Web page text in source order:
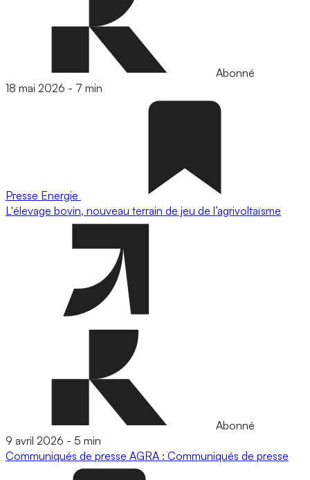
Abonné
18 mai 2026 - 7 min
Presse Energie
L'élevage bovin, nouveau terrain de jeu de l’agrivoltaïsme
Abonné
9 avril 2026 - 5 min
Communiqués de presse AGRA : Communiqués de presse